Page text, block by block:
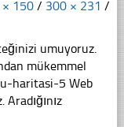
× 150 / 300 × 231 /
umuyoruz.
mükemmel
haritasi-5 Web